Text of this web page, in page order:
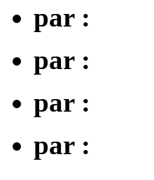
par :
par :
par :
par :